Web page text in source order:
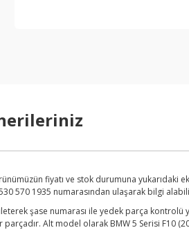
fiyatı ve stok durumuna
570 1935 numarasından ulaşarak bilgi
şase numarası ile yedek parça
parçadır. Alt model olarak BMW 5 Serisi F10